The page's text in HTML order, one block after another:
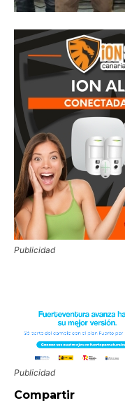
Publicidad
Publicidad
Compartir